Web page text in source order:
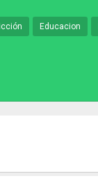
Educacion